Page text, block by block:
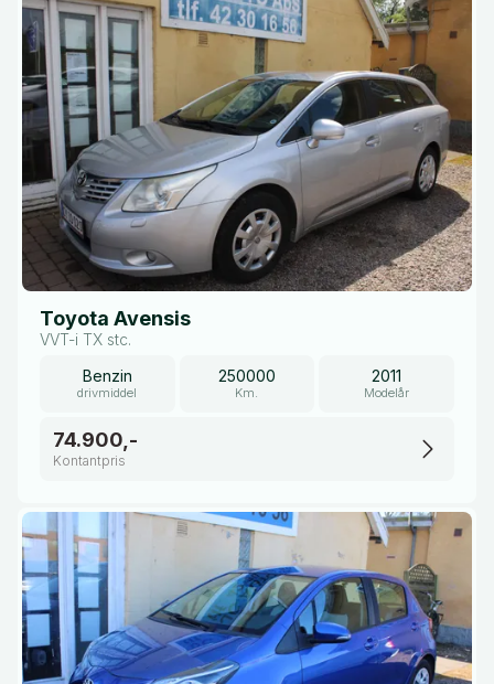
Toyota Avensis
VVT-i TX stc.
Benzin
drivmiddel
250000
Km.
2011
Modelår
74.900,-
Kontantpris